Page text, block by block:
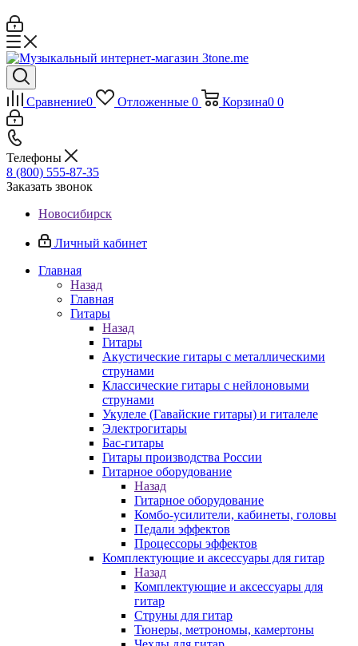
Сравнение0 Отложенные 0 Корзина0 0
Телефоны
8 (800) 555-87-35
Заказать звонок
Новосибирск
Личный кабинет
Главная
Назад
Главная
Гитары
Назад
Гитары
Акустические гитары с металлическими
струнами
Классические гитары с нейлоновыми
струнами
Укулеле (Гавайские гитары) и гиталеле
Электрогитары
Бас-гитары
Гитары производства России
Гитарное оборудование
Назад
Гитарное оборудование
Комбо-усилители, кабинеты, головы
Педали эффектов
Процессоры эффектов
Комплектующие и аксессуары для гитар
Назад
Комплектующие и аксессуары для
гитар
Струны для гитар
Тюнеры, метрономы, камертоны